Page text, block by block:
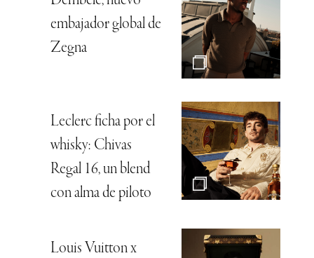
embajador global de
Zegna
Leclerc ficha por el
whisky: Chivas
Regal 16, un blend
con alma de piloto
Louis Vuitton x